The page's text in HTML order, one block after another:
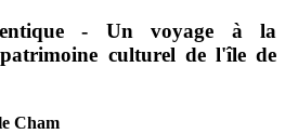
- Un voyage à la
culturel de l'île de
Cham